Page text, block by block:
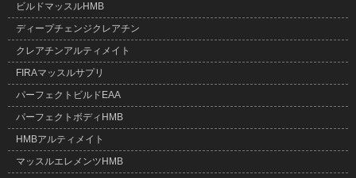
ビルドマッスルHMB
ディープチェンジクレアチン
クレアチンアルティメイト
FIRAマッスルサプリ
パーフェクトビルドEAA
パーフェクトボディHMB
HMBアルティメイト
マッスルエレメンツHMB